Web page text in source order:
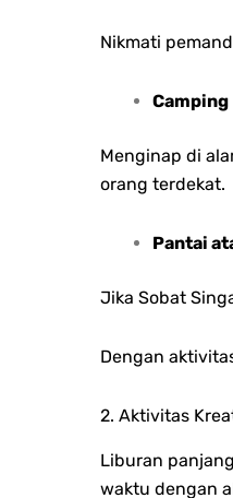
Nikmati
Camping
Menginap di
orang terdekat.
Pantai
Jika Sobat
Dengan
2. Aktivitas
Liburan
waktu dengan